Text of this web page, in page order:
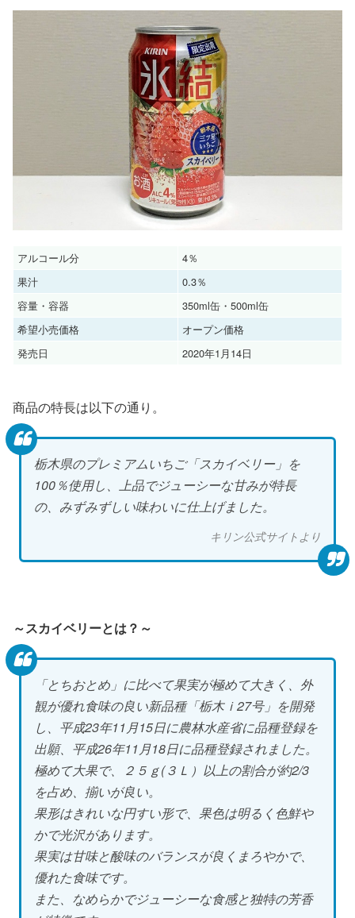
アルコール分
4％
果汁
0.3％
容量・容器
350ml缶・500ml缶
希望小売価格
オープン価格
発売日
2020年1月14日
商品の特長は以下の通り。
栃木県のプレミアムいちご「スカイベリー」を
100％使用し、上品でジューシーな甘みが特長
の、みずみずしい味わいに仕上げました。
キリン公式サイトより
～スカイベリーとは？～
「とちおとめ」に比べて果実が極めて大きく、外
観が優れ食味の良い新品種「栃木ｉ27号」を開発
し、平成23年11月15日に農林水産省に品種登録を
出願、平成26年11月18日に品種登録されました。
極めて大果で、２５ｇ(３Ｌ）以上の割合が約2/3
を占め、揃いが良い。
果形はきれいな円すい形で、果色は明るく色鮮や
かで光沢があります。
果実は甘味と酸味のバランスが良くまろやかで、
優れた食味です。
また、なめらかでジューシーな食感と独特の芳香